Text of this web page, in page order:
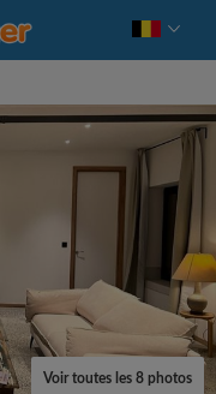
Voir toutes les 8 photos